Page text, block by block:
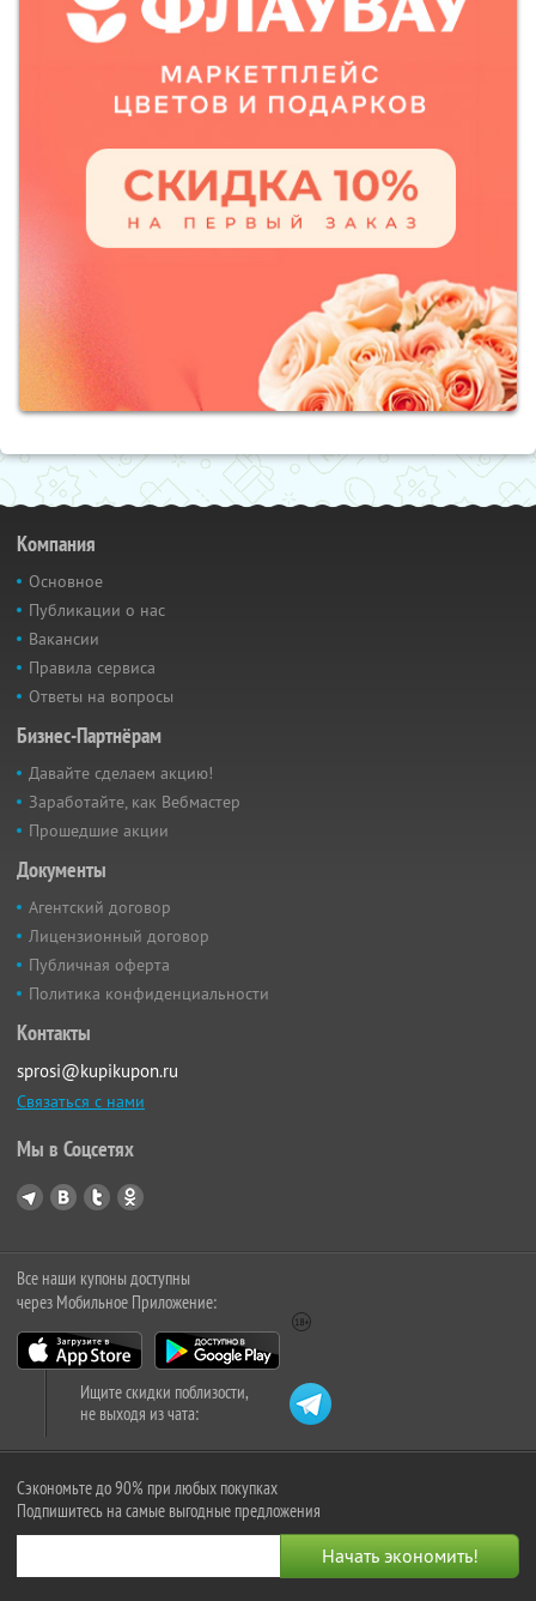
Компания
Основное
Публикации о нас
Вакансии
Правила сервиса
Ответы на вопросы
Бизнес-Партнёрам
Давайте сделаем акцию!
Заработайте, как Вебмастер
Прошедшие акции
Документы
Агентский договор
Лицензионный договор
Публичная оферта
Политика конфиденциальности
Контакты
sprosi@kupikupon.ru
Связаться с нами
Мы в Соцсетях
Все наши купоны доступны
через Мобильное Приложение:
Ищите скидки поблизости,
не выходя из чата:
Сэкономьте до 90% при любых покупках
Подпишитесь на самые выгодные предложения